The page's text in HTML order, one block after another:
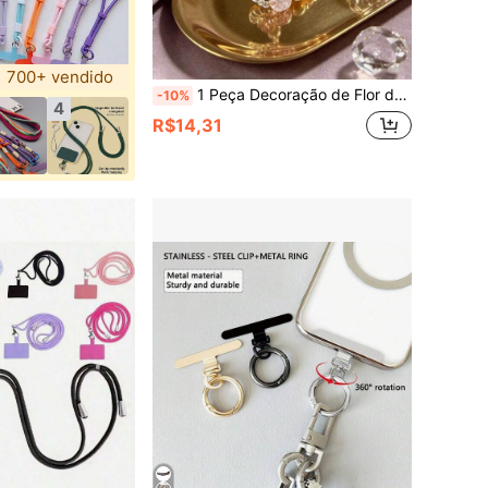
700+ vendido
4
-10% 1 Peça Decoração de Flor de Contas de Vidro DIY Cordão de Telefone, Pingente de Telefone Feito à Mão com Contas, Acessório de Câmera
R$14,31